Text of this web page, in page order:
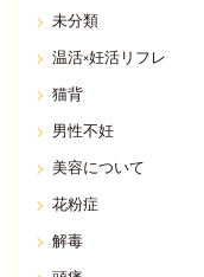
未分類
温活×妊活リフレ
猫背
男性不妊
美容について
花粉症
解毒